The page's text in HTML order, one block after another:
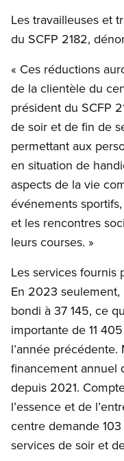
Les travailleuses et
du SCFP 2182,
« Ces réductions
de la clientèle du
président du SCFP
de soir et de fin de
permettant aux
en situation de
aspects de la vie
événements
et les rencontres
leurs courses. »
Les services fournis
En 2023
bondi à 37 145, ce
importante de 11
l’année
financement annuel
depuis 2021.
l’essence et de
centre demande
services de soir et